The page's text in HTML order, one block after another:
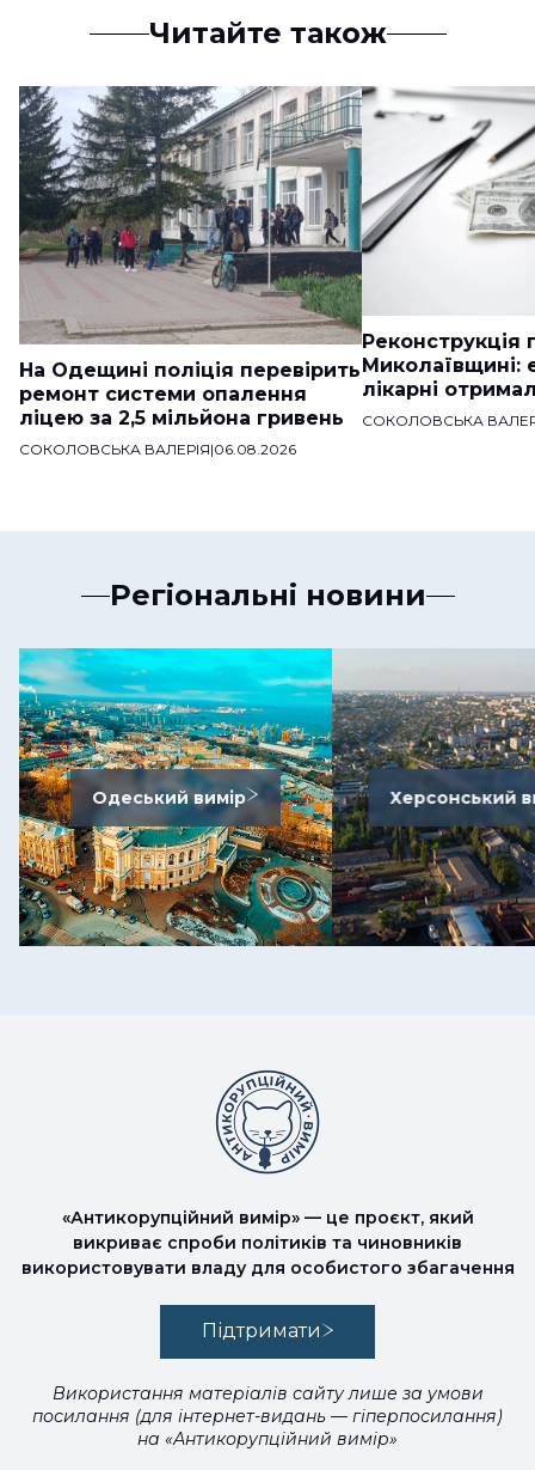
Читайте також
На Одещині поліція перевірить
ремонт системи опалення
ліцею за 2,5 мільйона гривень
СОКОЛОВСЬКА ВАЛЕРІЯ|06.08.2026
Реконструкція
Миколаївщині:
лікарні
СОКОЛОВСЬКА
Регіональні новини
Одеський вимір Херсонський
«Антикорупційний вимір» — це проєкт, який
викриває спроби політиків та чиновників
використовувати владу для особистого збагачення
Підтримати
Використання матеріалів сайту лише за умови
посилання (для інтернет-видань — гіперпосилання)
на «Антикорупційний вимір»